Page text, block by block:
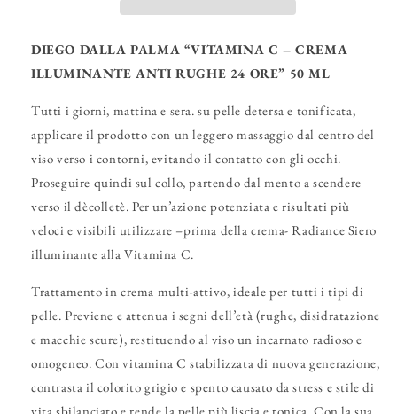
Crema
Anti
24
Ore”
Crema
Anti
24
Ore”
DIEGO DALLA PALMA “VITAMINA C – CREMA
ILLUMINANTE ANTI RUGHE 24 ORE” 50 ML
Tutti i giorni, mattina e sera. su pelle detersa e tonificata,
applicare il prodotto con un leggero massaggio dal centro del
viso verso i contorni, evitando il contatto con gli occhi.
Proseguire quindi sul collo, partendo dal mento a scendere
verso il dècolletè. Per un’azione potenziata e risultati più
veloci e visibili utilizzare –prima della crema- Radiance Siero
illuminante alla Vitamina C.
Trattamento in crema multi-attivo, ideale per tutti i tipi di
pelle. Previene e attenua i segni dell’età (rughe, disidratazione
e macchie scure), restituendo al viso un incarnato radioso e
omogeneo. Con vitamina C stabilizzata di nuova generazione,
contrasta il colorito grigio e spento causato da stress e stile di